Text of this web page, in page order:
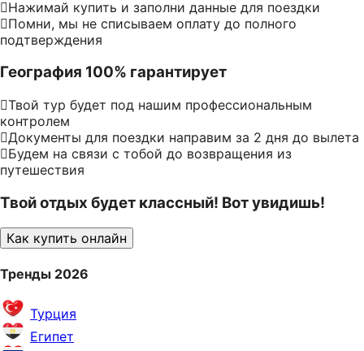
Нажимай купить и заполни данные для поездки
Помни, мы не списываем оплату до полного
подтверждения
География 100% гарантирует
Твой тур будет под нашим профессиональным
контролем
Документы для поездки направим за 2 дня до вылета
Будем на связи с тобой до возвращения из
путешествия
Твой отдых будет классный! Вот увидишь!
Как купить онлайн
Тренды 2026
Турция
Египет